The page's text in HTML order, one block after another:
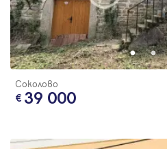
Соколово
39 000